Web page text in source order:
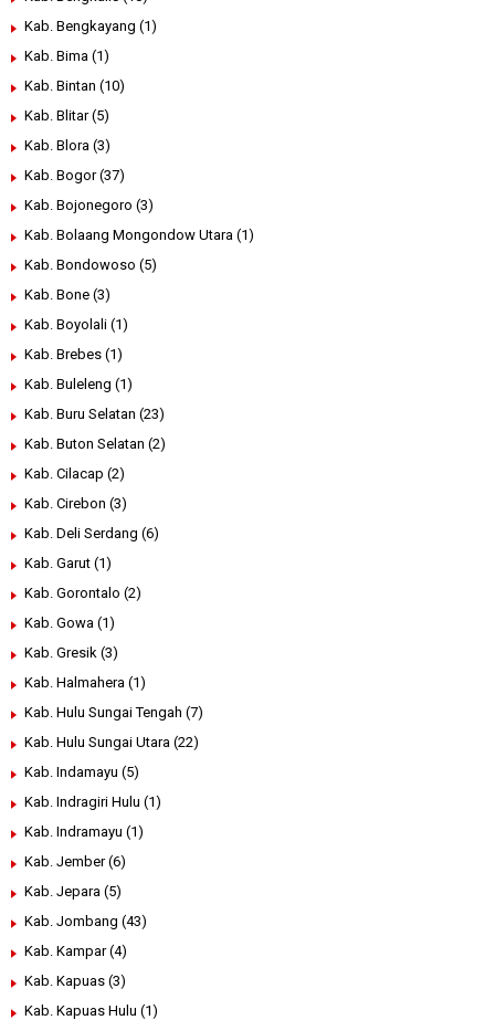
Kab. Bengkayang (1)
Kab. Bima (1)
Kab. Bintan (10)
Kab. Blitar (5)
Kab. Blora (3)
Kab. Bogor (37)
Kab. Bojonegoro (3)
Kab. Bolaang Mongondow Utara (1)
Kab. Bondowoso (5)
Kab. Bone (3)
Kab. Boyolali (1)
Kab. Brebes (1)
Kab. Buleleng (1)
Kab. Buru Selatan (23)
Kab. Buton Selatan (2)
Kab. Cilacap (2)
Kab. Cirebon (3)
Kab. Deli Serdang (6)
Kab. Garut (1)
Kab. Gorontalo (2)
Kab. Gowa (1)
Kab. Gresik (3)
Kab. Halmahera (1)
Kab. Hulu Sungai Tengah (7)
Kab. Hulu Sungai Utara (22)
Kab. Indamayu (5)
Kab. Indragiri Hulu (1)
Kab. Indramayu (1)
Kab. Jember (6)
Kab. Jepara (5)
Kab. Jombang (43)
Kab. Kampar (4)
Kab. Kapuas (3)
Kab. Kapuas Hulu (1)